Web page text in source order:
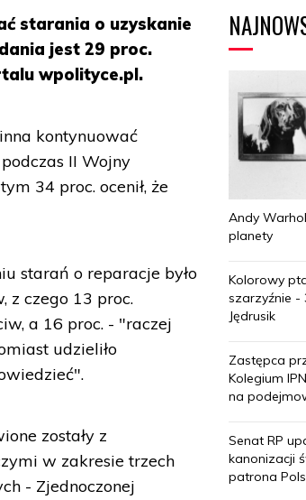
starania o uzyskanie
jest 29 proc.
wpolityce.pl.
kontynuować
II Wojny
34 proc. ocenił, że
starań o reparacje było
z czego 13 proc.
a 16 proc. - "raczej
udzieliło
zostały z
w zakresie trzech
- Zjednoczonej
Andy
planety
Kolorowy
szarzyźnie -
Jędrusik
Zastępca
Kolegium
na
Senat RP
kanonizacji
patrona